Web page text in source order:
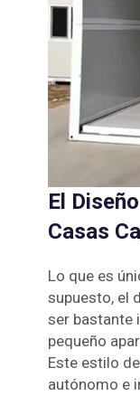
El
Casas
Lo que es
supuesto, el
ser bastante
pequeño
Este estilo
autónomo e